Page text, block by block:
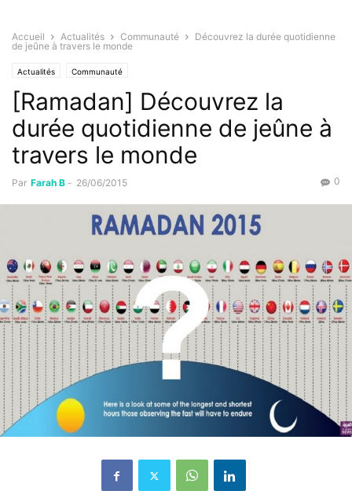
Accueil Actualités Communauté
Découvrez la durée quotidienne
de jeûne à travers le monde
Actualités Communauté
[Ramadan] Découvrez la
durée quotidienne de jeûne à
travers le monde
Par Farah B - 26/06/2015 0